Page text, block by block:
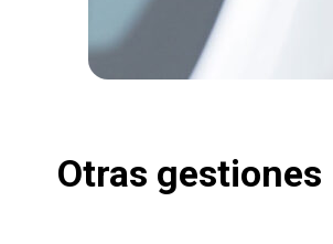
Otras gestiones